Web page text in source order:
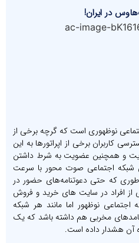
در ایران!
نوظهوری است که گرچه برخی از
کاربران برخی از اپراتورها به این
و همچنین عضویت به شرط داشتن
شبکه اجتماعی صوت محور با سرعت
که حتی دعوتنامه‌های حضور در
از افراد در سایت های خرید و فروش
نوظهور اما مانند هر شبکه
مخربی هم داشته باشد که یک
آن هشدار داده است.